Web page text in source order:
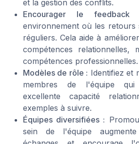
et la gestion des conflits.
Encourager le feedback
environnement où les
réguliers. Cela aide à
compétences relationnelles,
compétences professionnelles.
Modèles de rôle : Identifiez et
membres de l'équipe qui
excellente capacité
exemples à suivre.
Équipes diversifiées :
sein de l'équipe